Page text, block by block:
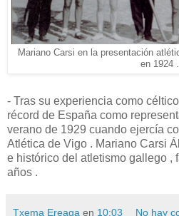
Mariano Carsi en la presentación
en 1924 .
- Tras su experiencia como
récord de España como
verano de 1929 cuando ejercía
Atlética de Vigo . Mariano Carsi
e histórico del atletismo gallego ,
años .
Txema Ereaga en 10:03 No hay